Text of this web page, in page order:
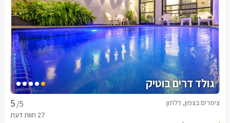
גולד דרים בוטיק
/5 צימרים בצפון, דלתון